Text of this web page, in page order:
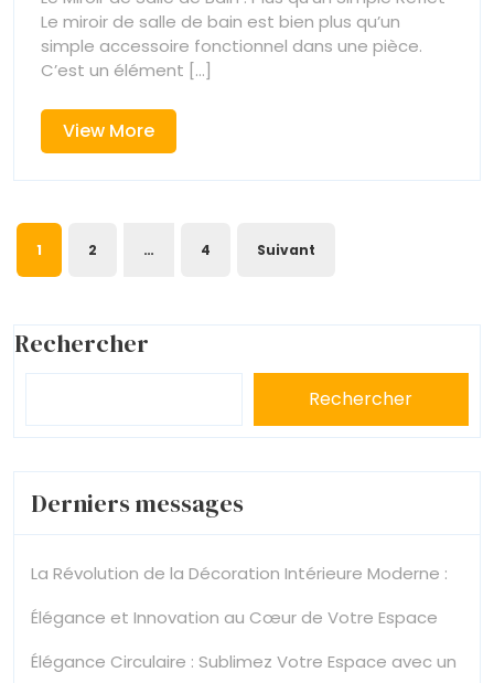
choisir
le
miroir
de
salle
bain
parfait
pour
votre
espace
choisir
le
miroir
parfait
Le miroir de salle de bain est bien plus qu’un
simple accessoire fonctionnel dans une pièce.
C’est un élément [...]
View MoreView
More
Pagination
des
publications
1 2 … 4 Suivant
Rechercher
Rechercher
Derniers messages
La Révolution de la Décoration Intérieure Moderne :
Élégance et Innovation au Cœur de Votre Espace
Élégance Circulaire : Sublimez Votre Espace avec un